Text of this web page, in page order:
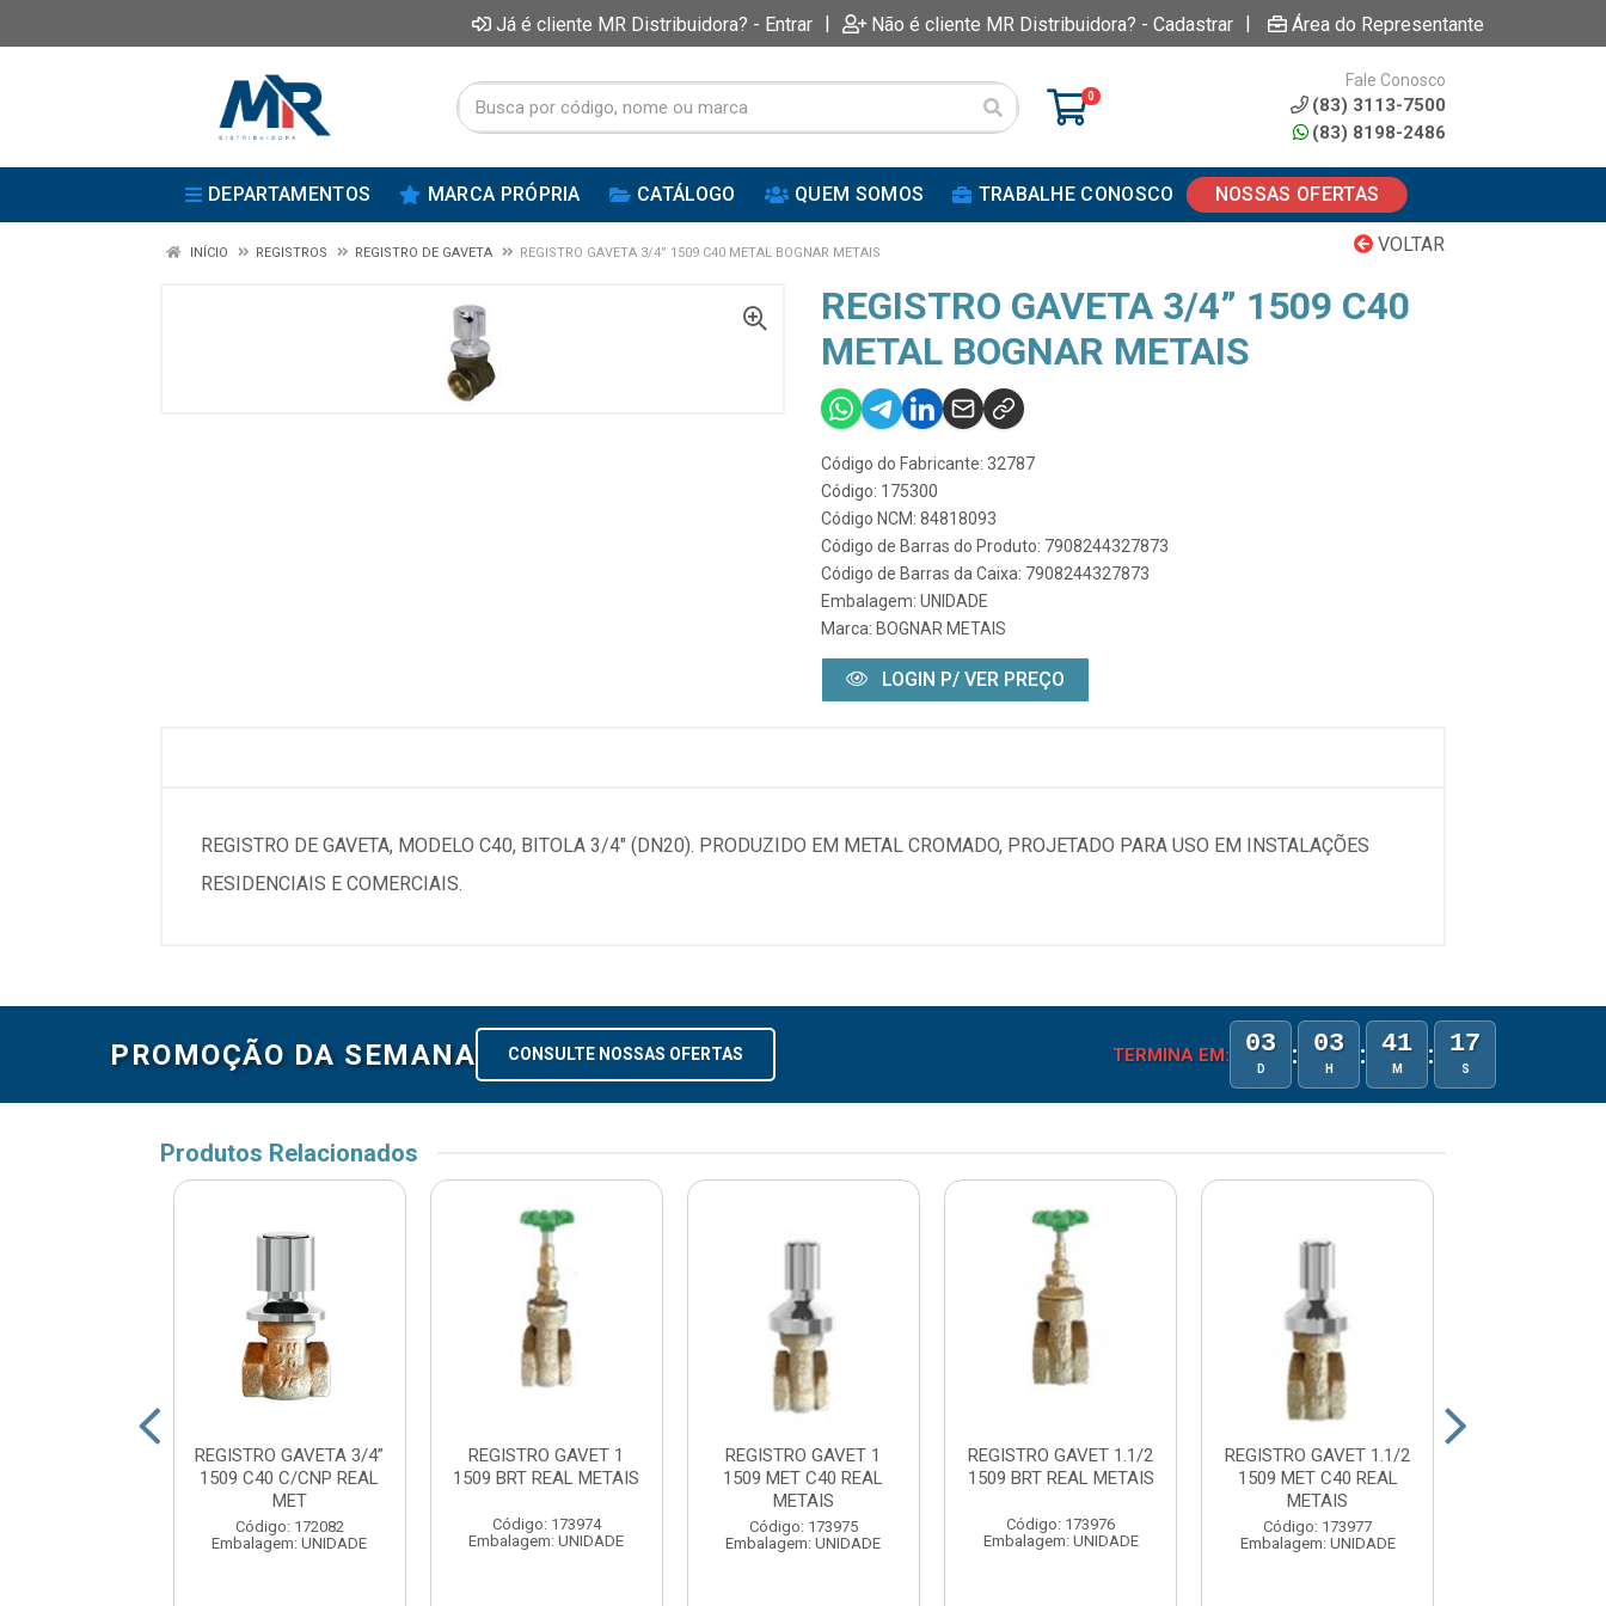
Já é cliente MR Distribuidora? - Entrar | Não é cliente MR Distribuidora? - Cadastrar | Área do Representante
0
Fale Conosco
(83) 3113-7500
(83) 8198-2486
DEPARTAMENTOS MARCA PRÓPRIA CATÁLOGO QUEM SOMOS TRABALHE CONOSCO NOSSAS OFERTAS
VOLTAR
INÍCIO REGISTROS REGISTRO DE GAVETA REGISTRO GAVETA 3/4” 1509 C40 METAL BOGNAR METAIS
REGISTRO GAVETA 3/4” 1509 C40
METAL BOGNAR METAIS
Código do Fabricante: 32787
Código: 175300
Código NCM: 84818093
Código de Barras do Produto: 7908244327873
Código de Barras da Caixa: 7908244327873
Embalagem: UNIDADE
Marca: BOGNAR METAIS
LOGIN P/ VER PREÇO
REGISTRO DE GAVETA, MODELO C40, BITOLA 3/4" (DN20). PRODUZIDO EM METAL CROMADO, PROJETADO PARA USO EM INSTALAÇÕES
RESIDENCIAIS E COMERCIAIS.
PROMOÇÃO DA SEMANA CONSULTE NOSSAS OFERTAS TERMINA EM: 03
D : 03
H : 41
M : 17
S
Produtos Relacionados
REGISTRO GAVETA 3/4”
1509 C40 C/CNP REAL
MET
Código: 172082
Embalagem: UNIDADE
REGISTRO GAVET 1
1509 BRT REAL METAIS
Código: 173974
Embalagem: UNIDADE
REGISTRO GAVET 1
1509 MET C40 REAL
METAIS
Código: 173975
Embalagem: UNIDADE
REGISTRO GAVET 1.1/2
1509 BRT REAL METAIS
Código: 173976
Embalagem: UNIDADE
REGISTRO GAVET 1.1/2
1509 MET C40 REAL
METAIS
Código: 173977
Embalagem: UNIDADE